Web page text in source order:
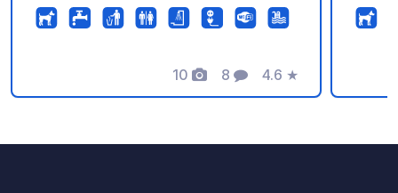
(7:00-11:30), el uso de la zona de
bienestar y sauna (7:00-21:00) y una
hotel. En el hotel tendrá la oportunidad
de visitar uno de nuestros tres
10
Fotos
8
Comentarios
4.6
Calificación
★